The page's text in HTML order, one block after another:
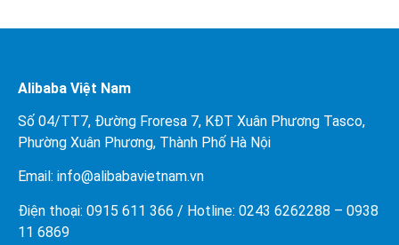
Alibaba Việt Nam
Số 04/TT7, Đường Froresa 7, KĐT Xuân Phương Tasco,
Phường Xuân Phương, Thành Phố Hà Nội
Email: info@alibabavietnam.vn
Điện thoại: 0915 611 366 / Hotline: 0243 6262288 – 0938
11 6869